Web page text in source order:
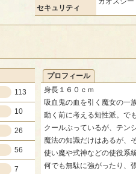
セキュリティ
113
10
26
56
7
プロフィール
身長１６０ｃｍ
吸血鬼の血を引く魔女の一
動く前に考える知性派。で
クールぶっているが、テン
魔法の知識だけはあるが、
使い魔や式神などの使役系
何でも無駄に強がったり、